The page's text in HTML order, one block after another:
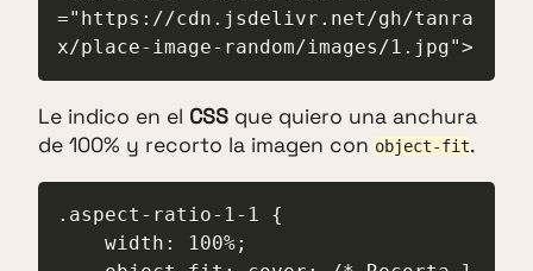
="https://cdn.jsdelivr.net/gh/tanra
x/place-image-random/images/1.jpg">
Le indico en el CSS que quiero una anchura
de 100% y recorto la imagen con object-fit.
.aspect-ratio-1-1 {